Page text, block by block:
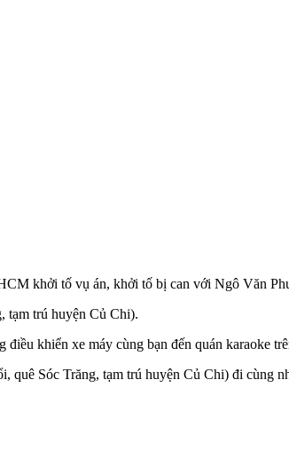
khởi tố vụ án, khởi tố bị can với Ngô Văn
tạm trú huyện Củ Chi).
điều khiển xe máy cùng bạn đến quán karaoke
quê Sóc Trăng, tạm trú huyện Củ Chi) đi cùng